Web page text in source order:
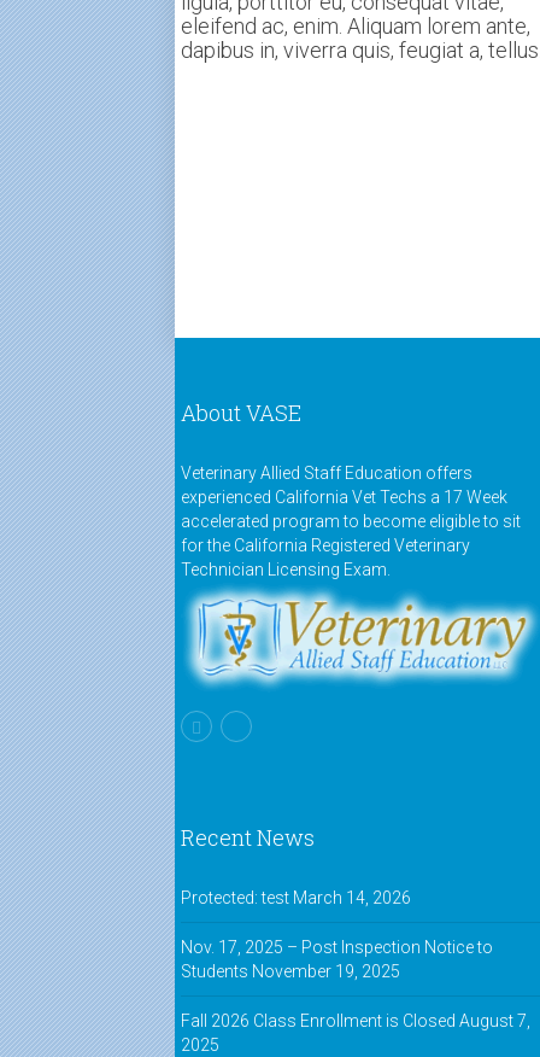
eleifend ac, enim. Aliquam lorem ante,
dapibus in, viverra quis, feugiat a,
About VASE
Veterinary Allied Staff Education offers
experienced California Vet Techs a 17 Week
accelerated program to become eligible to sit
for the California Registered Veterinary
Technician Licensing Exam.
Recent News
Protected: test March 14, 2026
Nov. 17, 2025 – Post Inspection Notice to
Students November 19, 2025
Fall 2026 Class Enrollment is Closed August 7,
2025